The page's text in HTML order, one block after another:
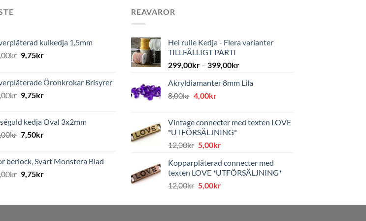
kulkedja 1,5mm
kr 9,75kr
Öronkrokar Brisyrer
kr 9,75kr
kedja Oval 3x2mm
kr 7,50kr
berlock, Svart Monstera Blad
kr 9,75kr
REAVAROR
Hel rulle Kedja - Flera varianter
TILLFÄLLIGT PARTI
299,00kr – 399,00kr
Akryldiamanter 8mm Lila
8,00kr Det
var:
8,00kr.
4,00krDet
är:
4,00kr.
Vintage connecter med texten LOVE
*UTFÖRSÄLJNING*
12,00kr Det
priset
var:
12,00kr.
5,00krDet
priset
är:
5,00kr.
Kopparpläterad connecter med
texten LOVE *UTFÖRSÄLJNING*
12,00kr Det
priset
5,00krDet
priset